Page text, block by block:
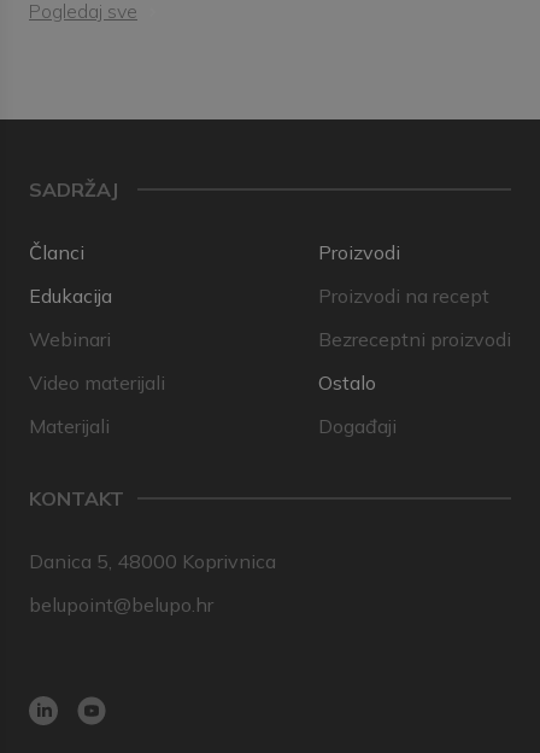
Pogledaj sve
SADRŽAJ
Članci
Edukacija
Webinari
Video materijali
Materijali
Proizvodi
Proizvodi na recept
Bezreceptni proizvodi
Ostalo
Događaji
KONTAKT
Danica 5, 48000 Koprivnica
belupoint@belupo.hr